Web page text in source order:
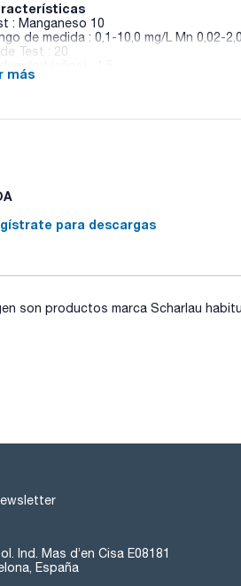
: Manganeso 10
de medida : 0,1-10,0 mg/L Mn 0,02-
de Test : 20
: Formaldoxima
los tests se encuentran
del código de barras presente en el
NAGEL ofrece una amplia
comúnmente analizados en
Más información en la ficha de
más
para descargas
son productos marca Scharlau
Ind. Mas d’en Cisa E08181
España